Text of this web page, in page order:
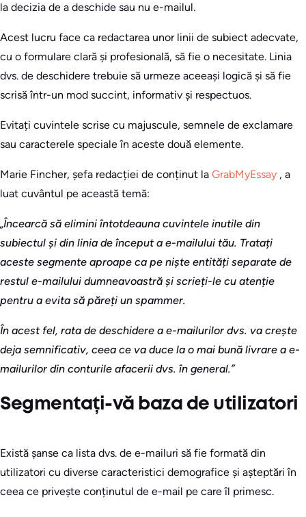
la decizia de a deschide sau nu e-mailul.
Acest lucru face ca redactarea unor linii de subiect adecvate,
cu o formulare clară și profesională, să fie o necesitate. Linia
dvs. de deschidere trebuie să urmeze aceeași logică și să fie
scrisă într-un mod succint, informativ și respectuos.
Evitați cuvintele scrise cu majuscule, semnele de exclamare
sau caracterele speciale în aceste două elemente.
Marie Fincher, șefa redacției de conținut la GrabMyEssay , a
luat cuvântul pe această temă:
„Încearcă să elimini întotdeauna cuvintele inutile din
subiectul și din linia de început a e-mailului tău. Tratați
aceste segmente aproape ca pe niște entități separate de
restul e-mailului dumneavoastră și scrieți-le cu atenție
pentru a evita să păreți un spammer.
În acest fel, rata de deschidere a e-mailurilor dvs. va crește
deja semnificativ, ceea ce va duce la o mai bună livrare a e-
mailurilor din conturile afacerii dvs. în general.”
Segmentați-vă baza de utilizatori
Există șanse ca lista dvs. de e-mailuri să fie formată din
utilizatori cu diverse caracteristici demografice și așteptări în
ceea ce privește conținutul de e-mail pe care îl primesc.